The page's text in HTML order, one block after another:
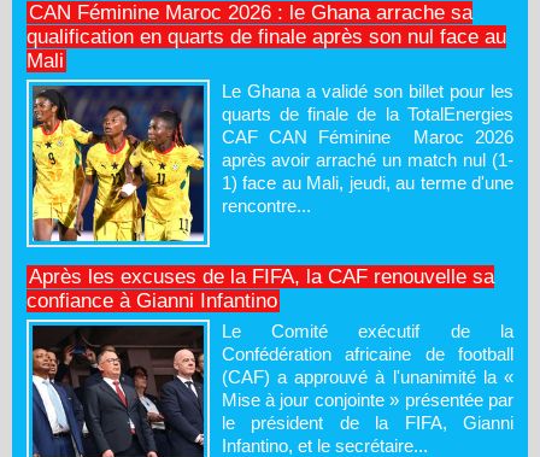
CAN Féminine Maroc 2026 : le Ghana arrache sa
qualification en quarts de finale après son nul face au
Mali
Le Ghana a validé son billet pour les
quarts de finale de la TotalEnergies
CAF CAN Féminine Maroc 2026
après avoir arraché un match nul (1-
1) face au Mali, jeudi, au terme d'une
rencontre...
Après les excuses de la FIFA, la CAF renouvelle sa
confiance à Gianni Infantino
Le Comité exécutif de la
Confédération africaine de football
(CAF) a approuvé à l'unanimité la «
Mise à jour conjointe » présentée par
le président de la FIFA, Gianni
Infantino, et le secrétaire...